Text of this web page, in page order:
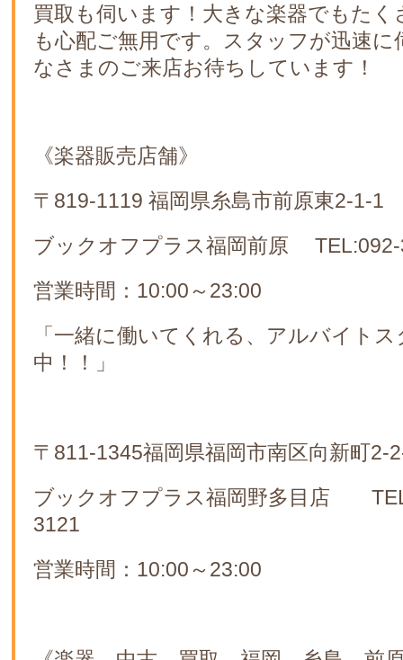
買取も伺います！大きな楽器でもたく
も心配ご無用です。スタッフが迅速に
なさまのご来店お待ちしています！
《楽器販売店舗》
〒819-1119 福岡県糸島市前原東2-1-1
ブックオフプラス福岡前原 TEL:092-
営業時間：10:00～23:00
「一緒に働いてくれる、アルバイト
中！！」
〒811-1345福岡県福岡市南区向新町2-
ブックオフプラス福岡野多目店
3121
営業時間：10:00～23:00